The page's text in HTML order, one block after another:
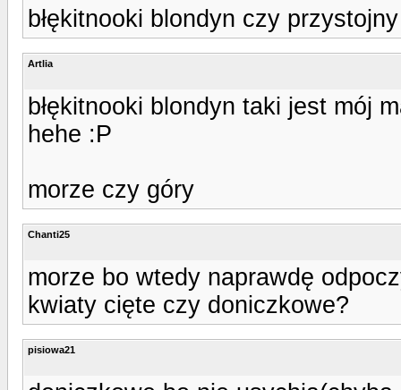
błękitnooki blondyn czy
Artlia
błękitnooki blondyn taki jest mój
hehe :P
morze czy góry
Chanti25
morze bo wtedy naprawdę
kwiaty cięte czy doniczkowe?
pisiowa21